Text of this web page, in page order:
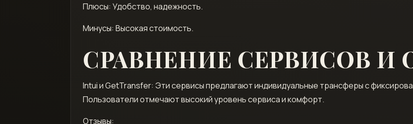
Плюсы: Удобство, надежность.
Минусы: Высокая стоимость.
СРАВНЕНИЕ СЕРВИСОВ И
Intui и GetTransfer: Эти сервисы предлагают индивидуальные трансферы с
Пользователи отмечают высокий уровень сервиса и комфорт.
Отзывы: